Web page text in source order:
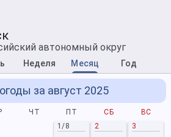
автономный округ
Неделя Месяц Год
за август 2025
ЧТ ПТ СБ
ВС
1/8
2 3